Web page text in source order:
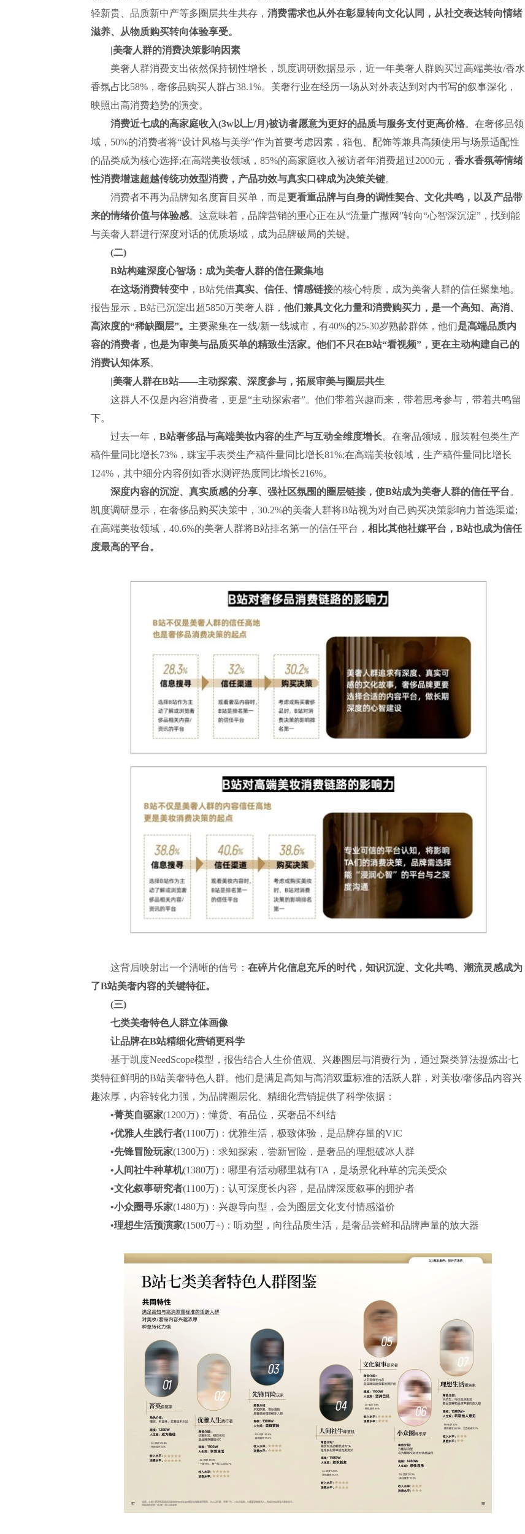
轻新贵、品质新中产等多圈层共生共存， 消费需求也从外在彰显转向文化认同，从社交表达转向情绪
滋养、从物质购买转向体验享受。
|美奢人群的消费决策影响因素
美奢人群消费支出依然保持韧性增长，凯度调研数据显示，近一年美奢人群购买过高端美妆/香水
香氛占比58%，奢侈品购买人群占38.1%。美奢行业在经历一场从对外表达到对内书写的叙事深化，
映照出高消费趋势的演变。
消费近七成的高家庭收入(3w以上/月)被访者愿意为更好的品质与服务支付更高价格。在奢侈品领
域，50%的消费者将“设计风格与美学”作为首要考虑因素，箱包、配饰等兼具高频使用与场景适配性
的品类成为核心选择;在高端美妆领域，85%的高家庭收入被访者年消费超过2000元， 香水香氛等情绪
性消费增速超越传统功效型消费，产品功效与真实口碑成为决策关键。
消费者不再为品牌知名度盲目买单，而是更看重品牌与自身的调性契合、文化共鸣，以及产品带
来的情绪价值与体验感。这意味着，品牌营销的重心正在从“流量广撒网”转向“心智深沉淀”，找到能
与美奢人群进行深度对话的优质场域，成为品牌破局的关键。
(二)
B站构建深度心智场：成为美奢人群的信任聚集地
在这场消费转变中 ，B站凭借真实、信任、情感链接的核心特质，成为美奢人群的信任聚集地。
报告显示，B站已沉淀出超5850万美奢人群， 他们兼具文化力量和消费购买力，是一个高知、高消、
高浓度的“稀缺圈层”。 主要聚集在一线/新一线城市，有40%的25-30岁熟龄群体，他们是高端品质内
容的消费者，也是为审美与品质买单的精致生活家。他们不只在B站“看视频”，更在主动构建自己的
消费认知体系。
|美奢人群在B站——主动探索、深度参与，拓展审美与圈层共生
这群人不仅是内容消费者，更是“主动探索者”。他们带着兴趣而来，带着思考参与，带着共鸣留
下。
过去一年， B站奢侈品与高端美妆内容的生产与互动全维度增长。在奢品领域，服装鞋包类生产
稿件量同比增长73%，珠宝手表类生产稿件量同比增长81%;在高端美妆领域，生产稿件量同比增长
124%，其中细分内容例如香水测评热度同比增长216%。
深度内容的沉淀、真实质感的分享、强社区氛围的圈层链接，使B站成为美奢人群的信任平台。
凯度调研显示，在奢侈品购买决策中，30.2%的美奢人群将B站视为对自己购买决策影响力首选渠道;
在高端美妆领域，40.6%的美奢人群将B站排名第一的信任平台， 相比其他社媒平台，B站也成为信任
度最高的平台。
这背后映射出一个清晰的信号： 在碎片化信息充斥的时代，知识沉淀、文化共鸣、潮流灵感成为
了B站美奢内容的关键特征。
(三)
七类美奢特色人群立体画像
让品牌在B站精细化营销更科学
基于凯度NeedScope模型，报告结合人生价值观、兴趣圈层与消费行为，通过聚类算法提炼出七
类特征鲜明的B站美奢特色人群。他们是满足高知与高消双重标准的活跃人群，对美妆/奢侈品内容兴
趣浓厚，内容转化力强，为品牌圈层化、精细化营销提供了科学依据：
•菁英自驱家(1200万)：懂货、有品位，买奢品不纠结
•优雅人生践行者(1100万)：优雅生活，极致体验，是品牌存量的VIC
•先锋冒险玩家(1300万)：求知探索，尝新冒险，是奢品的理想破冰人群
•人间社牛种草机(1380万)：哪里有活动哪里就有TA，是场景化种草的完美受众
•文化叙事研究者(1100万)：认可深度长内容，是品牌深度叙事的拥护者
•小众圈寻乐家(1480万)：兴趣导向型，会为圈层文化支付情感溢价
•理想生活预演家(1500万+)：听劝型，向往品质生活，是奢品尝鲜和品牌声量的放大器